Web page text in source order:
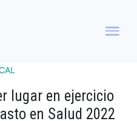
lugar en ejercicio
en Salud 2022